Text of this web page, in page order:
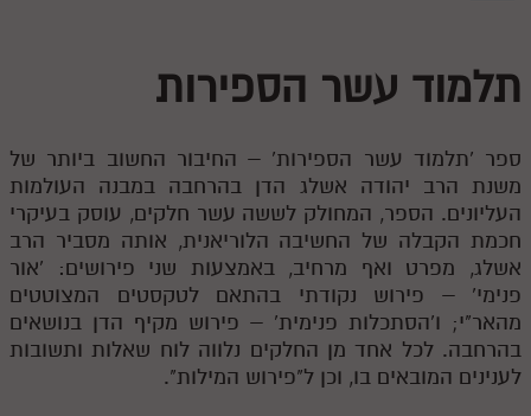
חלק ו
חלק ח
חלק ט
חלק יא
חלק יב
חלק יג
תלמוד עשר הספירות
ספר 'תלמוד עשר הספירות' – החיבור החשוב ביותר של
משנת הרב יהודה אשלג הדן בהרחבה במבנה העולמות
העליונים. הספר, המחולק לששה עשר חלקים, עוסק בעיקרי
חכמת הקבלה של החשיבה הלוריאנית, אותה מסביר הרב
אשלג, מפרט ואף מרחיב, באמצעות שני פירושים: 'אור
פנימי' – פירוש נקודתי בהתאם לטקסטים המצוטטים
מהאר"י; ו'הסתכלות פנימית' – פירוש מקיף הדן בנושאים
בהרחבה. לכל אחד מן החלקים נלווה לוח שאלות ותשובות
לענינים המובאים בו, וכן ל"פירוש המילות".